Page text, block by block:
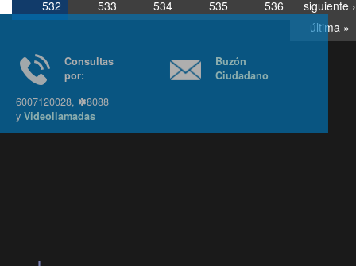
532
533 534 535 536
siguiente ›
última »
Consultas
6007120028, ✽8088
yVideollamadas
Buzón
Ciudadano